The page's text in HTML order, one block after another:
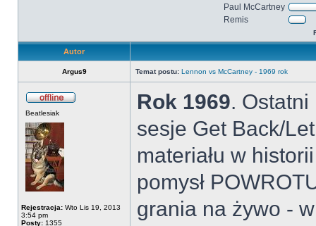
Paul McCartney
Remis
Autor
Argus9 Temat postu: Lennon vs McCartney - 1969 rok
Beatlesiak
Rejestracja: Wto Lis 19, 2013
3:54 pm
Posty: 1355
Rok 1969. Ostatni
sesje Get Back/
materiału w
pomysł
grania na żywo -